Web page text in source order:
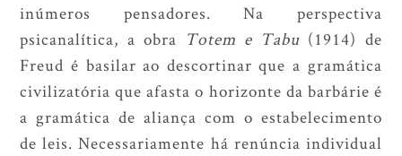
inúmeros pensadores. Na perspectiva
psicanalítica, a obra Totem e Tabu (1914) de
Freud é basilar ao descortinar que a gramática
civilizatória que afasta o horizonte da barbárie é
a gramática de aliança com o estabelecimento
de leis. Necessariamente há renúncia individual